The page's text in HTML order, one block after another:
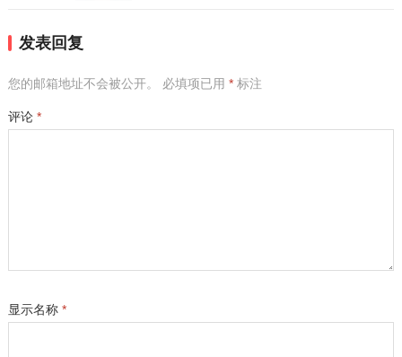
发表回复
您的邮箱地址不会被公开。 必填项已用 *标注
评论 *
显示名称 *